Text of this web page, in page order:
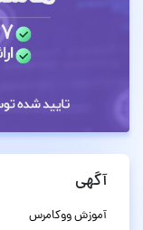
آگهی
آموزش ووکامرس